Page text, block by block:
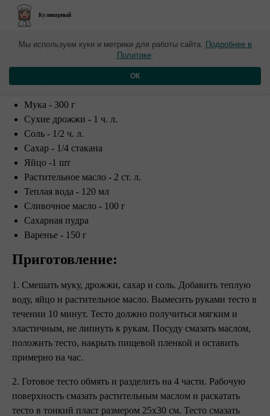
Кулинарный
​Испанские булочки
Мука - 300 г
Сухие дрожжи - 1 ч. л.
Соль - 1/2 ч. л.
Сахар - 1/4 стакана
Яйцо -1 шт
Растительное масло - 2 ст. л.
Теплая вода - 120 мл
Сливочное масло - 100 г
Сахарная пудра
Варенье - 150 г
Приготовление:
1. Смешать муку, дрожжи, сахар и соль. Добавить теплую
воду, яйцо и растительное масло. Вымесить руками тесто в
течении 10 минут. Тесто должно получиться мягким и
эластичным, не липнуть к рукам. Посуду смазать маслом,
положить тесто, накрыть пищевой пленкой и оставить
примерно на час.
2. Готовое тесто обмять и разделить на 4 части. Рабочую
поверхность смазать растительным маслом и раскатать
тесто в тонкий пласт размером 25х30 см. Тесто смазать
Мы используем куки и метрики для работы сайта. Подробнее в
Политике.
ОК